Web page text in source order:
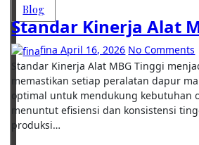
Blog
Standar Kinerja Alat
finaApril 16, 2026 No Comments
Standar Kinerja Alat MBG Tinggi menjadi acuan penting dalam
memastikan setiap peralatan dapur
optimal untuk mendukung kebutuhan
menuntut efisiensi dan konsistensi
produksi…